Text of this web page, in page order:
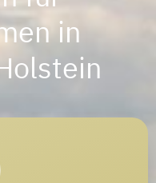
in